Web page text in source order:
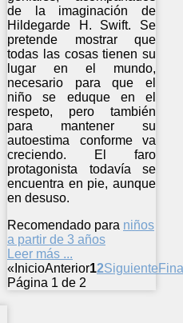
de la imaginación de
Hildegarde H. Swift. Se
pretende mostrar que
todas las cosas tienen su
lugar en el mundo,
necesario para que el
niño se eduque en el
respeto, pero también
para mantener su
autoestima conforme va
creciendo. El faro
protagonista todavía se
encuentra en pie, aunque
en desuso.
Recomendado para niños
a partir de 3 años
Leer más ...
« InicioAnterior12Siguiente
Página 1 de 2